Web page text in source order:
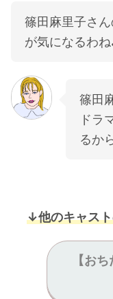
篠田麻里子さ
が気になるわ
篠田
ドラ
るか
↓他のキャス
【お